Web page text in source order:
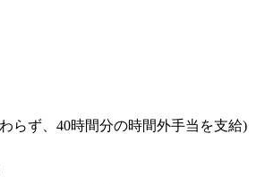
らず、40時間分の時間外手当を支給)